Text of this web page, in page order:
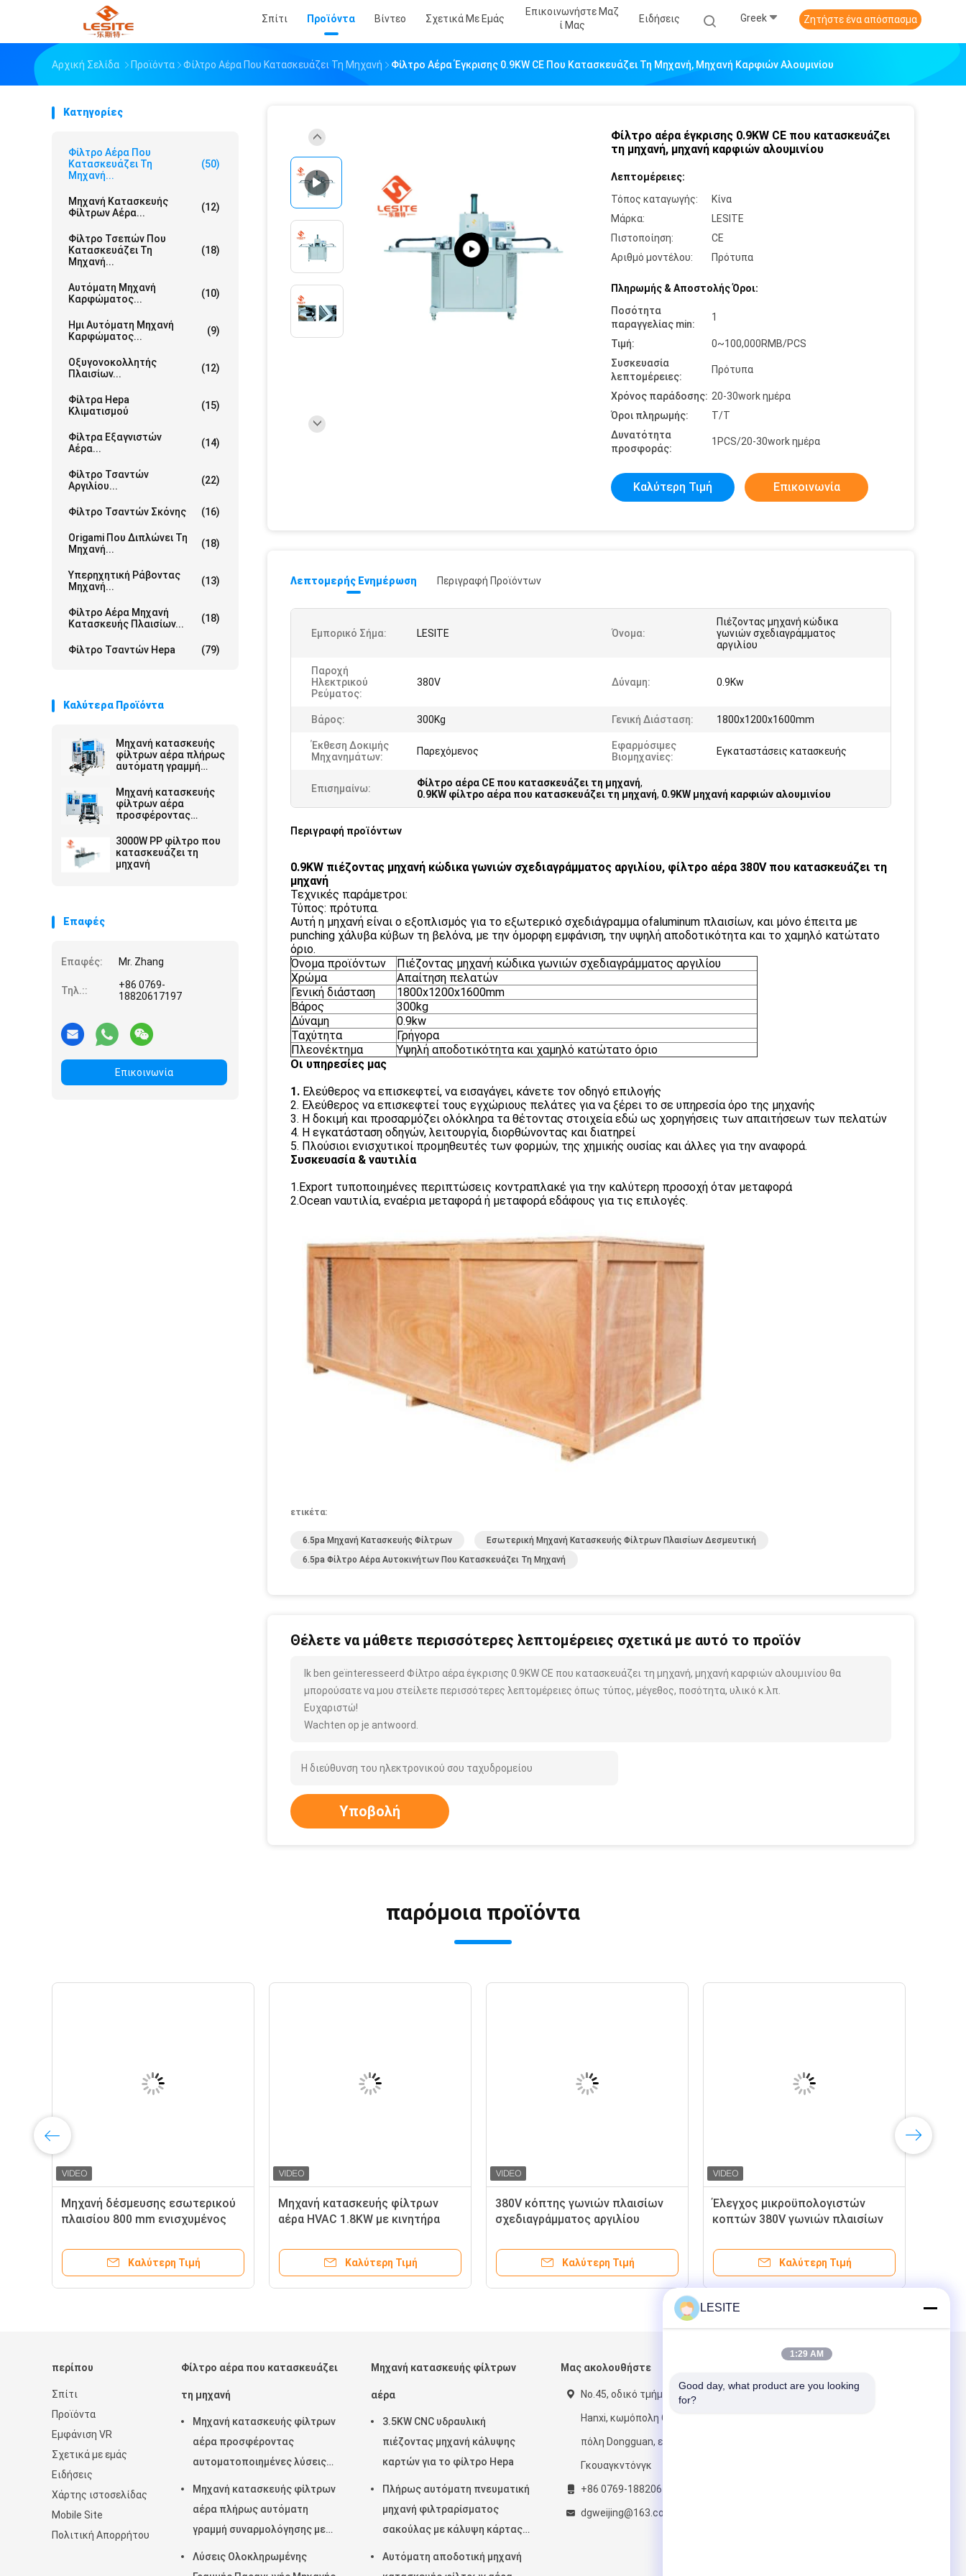
Σπίτι Προϊόντα Βίντεο Σχετικά Με Εμάς
Επικοινωνήστε Μαζ
Ί Μας
Ειδήσεις Greek Ζητήστε ένα απόσπασμα
Αρχική Σελίδα Προϊόντα Φίλτρο Αέρα Που Κατασκευάζει Τη Μηχανή Φίλτρο Αέρα Έγκρισης 0.9KW CE Που Κατασκευάζει Τη Μηχανή, Μηχανή Καρφιών Αλουμινίου
Κατηγορίες
Φίλτρο Αέρα Που
Κατασκευάζει Τη
Μηχανή...
(50)
Μηχανή Κατασκευής
Φίλτρων Αέρα...
(12)
Φίλτρο Τσεπών Που
Κατασκευάζει Τη
Μηχανή...
(18)
Αυτόματη Μηχανή
Καρφώματος...
(10)
Ημι Αυτόματη Μηχανή
Καρφώματος...
(9)
Οξυγονοκολλητής
Πλαισίων...
(12)
Φίλτρα Hepa
Κλιματισμού
(15)
Φίλτρα Εξαγνιστών
Αέρα...
(14)
Φίλτρο Τσαντών
Αργιλίου...
(22)
Φίλτρο Τσαντών Σκόνης (16)
Origami Που Διπλώνει Τη
Μηχανή...
(18)
Υπερηχητική Ράβοντας
Μηχανή...
(13)
Φίλτρο Αέρα Μηχανή
Κατασκευής Πλαισίων...
(18)
Φίλτρο Τσαντών Hepa (79)
Καλύτερα Προϊόντα
Μηχανή κατασκευής
φίλτρων αέρα πλήρως
αυτόματη γραμμή
σύστημα ελέγχου
Omron για υψηλής
ταχύτητας και μη
επανδρωμένη
λειτουργία
Μηχανή κατασκευής
φίλτρων αέρα
προσφέροντας
λύσεις σάκωσης και
νίβωσης για την
παραγωγή και τη
συνέπεια των
3000W PP φίλτρο που
κατασκευάζει τη
μηχανή
Επαφές
Επαφές: Mr. Zhang
Τηλ.::
+86 0769-
18820617197
Επικοινωνία
Φίλτρο αέρα έγκρισης 0.9KW CE που κατασκευάζει
τη μηχανή, μηχανή καρφιών αλουμινίου
Λεπτομέρειες:
Τόπος καταγωγής:
Κίνα
Μάρκα:
LESITE
Πιστοποίηση:
CE
Αριθμό μοντέλου:
Πρότυπα
Πληρωμής & Αποστολής Όροι:
Ποσότητα
παραγγελίας min:
1
Τιμή:
0~100,000RMB/PCS
Συσκευασία
λεπτομέρειες:
Πρότυπα
Χρόνος παράδοσης: 20-30work ημέρα
Όροι πληρωμής:
T/T
Δυνατότητα
προσφοράς:
1PCS/20-30work ημέρα
Καλύτερη Τιμή Επικοινωνία
Λεπτομερής Ενημέρωση Περιγραφή Προϊόντων
Εμπορικό Σήμα: LESITE Όνομα:
Πιέζοντας μηχανή κώδικα
γωνιών σχεδιαγράμματος
αργιλίου
Παροχή
Ηλεκτρικού
Ρεύματος:
380V Δύναμη: 0.9Kw
Βάρος: 300Kg Γενική Διάσταση: 1800x1200x1600mm
Έκθεση Δοκιμής
Μηχανημάτων:
Παρεχόμενος
Εφαρμόσιμες
Βιομηχανίες:
Εγκαταστάσεις κατασκευής
Επισημαίνω: Φίλτρο αέρα CE που κατασκευάζει τη μηχανή,
0.9KW φίλτρο αέρα που κατασκευάζει τη μηχανή, 0.9KW μηχανή καρφιών αλουμινίου
Περιγραφή προϊόντων
0.9KW πιέζοντας μηχανή κώδικα γωνιών σχεδιαγράμματος αργιλίου, φίλτρο αέρα 380V που κατασκευάζει τη
μηχανή
Τεχνικές παράμετροι:
Τύπος: πρότυπα.
Αυτή η μηχανή είναι ο εξοπλισμός για το εξωτερικό σχεδιάγραμμα ofaluminum πλαισίων, και μόνο έπειτα με
punching χάλυβα κύβων τη βελόνα, με την όμορφη εμφάνιση, την υψηλή αποδοτικότητα και το χαμηλό κατώτατο
όριο.
Όνομα προϊόντων
Πιέζοντας μηχανή κώδικα γωνιών σχεδιαγράμματος αργιλίου
Χρώμα
Απαίτηση πελατών
Γενική διάσταση
1800x1200x1600mm
Βάρος
300kg
Δύναμη
0.9kw
Ταχύτητα
Γρήγορα
Πλεονέκτημα
Υψηλή αποδοτικότητα και χαμηλό κατώτατο όριο
Οι υπηρεσίες μας
1. Ελεύθερος να επισκεφτεί, να εισαγάγει, κάνετε τον οδηγό επιλογής
2. Ελεύθερος να επισκεφτεί τους εγχώριους πελάτες για να ξέρει το σε υπηρεσία όρο της μηχανής
3. Η δοκιμή και προσαρμόζει ολόκληρα τα θέτοντας στοιχεία εδώ ως χορηγήσεις των απαιτήσεων των πελατών
4. Η εγκατάσταση οδηγών, λειτουργία, διορθώνοντας και διατηρεί
5. Πλούσιοι ενισχυτικοί προμηθευτές των φορμών, της χημικής ουσίας και άλλες για την αναφορά.
Συσκευασία & ναυτιλία
1.Export τυποποιημένες περιπτώσεις κοντραπλακέ για την καλύτερη προσοχή όταν μεταφορά
2.Ocean ναυτιλία, εναέρια μεταφορά ή μεταφορά εδάφους για τις επιλογές.
ετικέτα:
6.5pa Μηχανή Κατασκευής Φίλτρων
Εσωτερική Μηχανή Κατασκευής Φίλτρων Πλαισίων Δεσμευτική
6.5pa Φίλτρο Αέρα Αυτοκινήτων Που Κατασκευάζει Τη Μηχανή
Θέλετε να μάθετε περισσότερες λεπτομέρειες σχετικά με αυτό το προϊόν
Ik ben geïnteresseerd Φίλτρο αέρα έγκρισης 0.9KW CE που κατασκευάζει τη μηχανή, μηχανή καρφιών αλουμινίου θα
μπορούσατε να μου στείλετε περισσότερες λεπτομέρειες όπως τύπος, μέγεθος, ποσότητα, υλικό κ.λπ.
Ευχαριστώ!
Wachten op je antwoord.
Υποβολή
παρόμοια προϊόντα
Μηχανή δέσμευσης εσωτερικού
πλαισίου 800 mm ενισχυμένος
Καλύτερη Τιμή
Μηχανή κατασκευής φίλτρων
αέρα HVAC 1.8KW με κινητήρα
Καλύτερη Τιμή
380V κόπτης γωνιών πλαισίων
σχεδιαγράμματος αργιλίου
Καλύτερη Τιμή
Έλεγχος μικροϋπολογιστών
κοπτών 380V γωνιών πλαισίων
Καλύτερη Τιμή
περίπου
Σπίτι
Προϊόντα
Εμφάνιση VR
Σχετικά με εμάς
Ειδήσεις
Χάρτης ιστοσελίδας
Mobile Site
Πολιτική Απορρήτου
Φίλτρο αέρα που κατασκευάζει
τη μηχανή
Μηχανή κατασκευής φίλτρων
αέρα προσφέροντας
αυτοματοποιημένες λύσεις
σάκωσης και νίβωσης για την
παραγωγή και τη συνέπεια
των σακουλών φίλτρου
Μηχανή κατασκευής φίλτρων
αέρα πλήρως αυτόματη
γραμμή συναρμολόγησης με
σύστημα ελέγχου Omron για
υψηλής ταχύτητας και μη
Λύσεις Ολοκληρωμένης
Μηχανή κατασκευής φίλτρων
αέρα
3.5KW CNC υδραυλική
πιέζοντας μηχανή κάλυψης
καρτών για το φίλτρο Hepa
Πλήρως αυτόματη πνευματική
μηχανή φιλτραρίσματος
σακούλας με κάλυψη κάρτας
πέντε κεφαλών
Αυτόματη αποδοτική μηχανή
Μας ακολουθήστε
No.45, οδικό τμήμα Shuixi,
Hanxi, κωμόπολη Chashan,
πόλη Dongguan, επαρχία
Γκουαγκντόνγκ
+86 0769-18820617197
dgweijing@163.com
LESITE
1:29 AM
Good day, what product are you looking
for?